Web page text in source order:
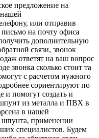
предложение на
или отправив
на почту офиса
дополнительную
связи, звонок
ответят на ваш вопрос
звонка сколько стоит та
с расчетом нужного
сориентируют по
и помогут создать и
из металла и ПВХ в
в нашей
шпунта, применении
специалистов. Будем